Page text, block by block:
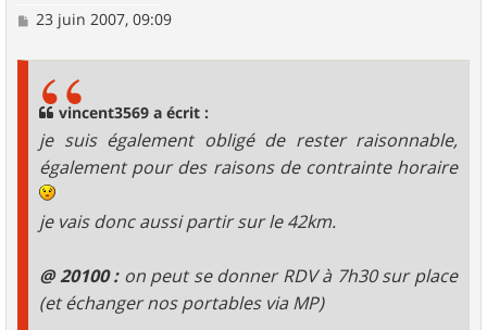
M
23 juin 2007, 09:09
vincent3569 a écrit :
je suis également obligé de rester raisonnable,
également pour des raisons de contrainte horaire
je vais donc aussi partir sur le 42km.
@ 20100 :on peut se donner RDV à 7h30 sur place
(et échanger nos portables via MP)